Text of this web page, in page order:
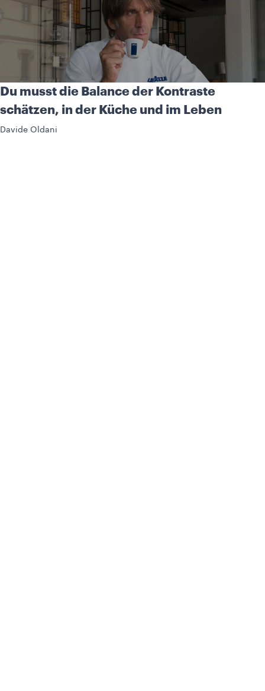
Du musst die Balance der Kontraste
schätzen, in der Küche und im Leben
Davide Oldani